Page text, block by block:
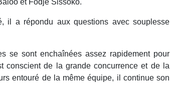
et Fodjé Sissoko.
il a répondu aux questions avec souplesse
se sont enchaînées assez rapidement pour
conscient de la grande concurrence et de la
entouré de la même équipe, il continue son